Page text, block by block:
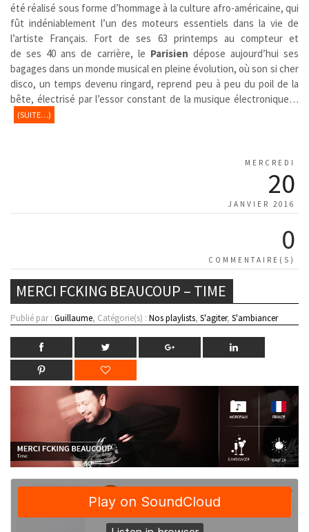
été réalisé sous forme d’hommage à la culture afro-américaine, qui
fût indéniablement l’un des moteurs essentiels dans la vie de
l’artiste Français. Fort de ses 63 printemps au compteur et
de ses 40 ans de carrière, le Parisien dépose aujourd’hui ses
bagages dans un monde musical en pleine évolution, où son si cher
disco, un temps devenu ringard, reprend peu à peu du poil de la
bête, électrisé par l’essor constant de la musique électronique…
(SUITE…)
MERCREDI
20
JANVIER 2016
0
COMMENTAIRE(S)
MERCI FCKING BEAUCOUP – TIME
Publié par : Guillaume, Catégorie(s) : Nos playlists, S'agiter, S'ambiancer